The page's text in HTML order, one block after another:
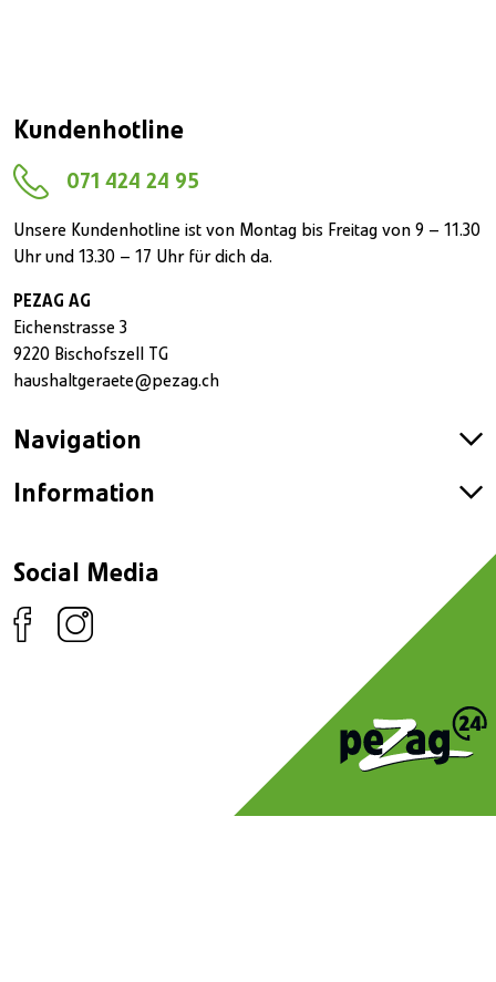
Kundenhotline
071 424 24 95
Unsere Kundenhotline ist von Montag bis Freitag von 9 – 11.30
Uhr und 13.30 – 17 Uhr für dich da.
PEZAG AG
Eichenstrasse 3
9220 Bischofszell TG
haushaltgeraete@pezag.ch
Navigation
Information
Social Media